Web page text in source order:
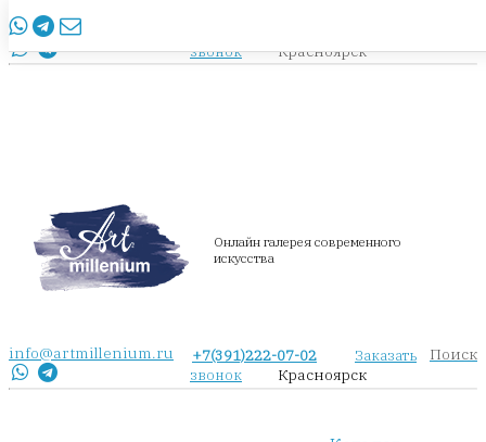
info@artmillenium.ru
звонок
Красноярск
Онлайн галерея современного
искусства
info@artmillenium.ru +7(391)222-07-02
Заказать
звонок
Красноярск
Поиск